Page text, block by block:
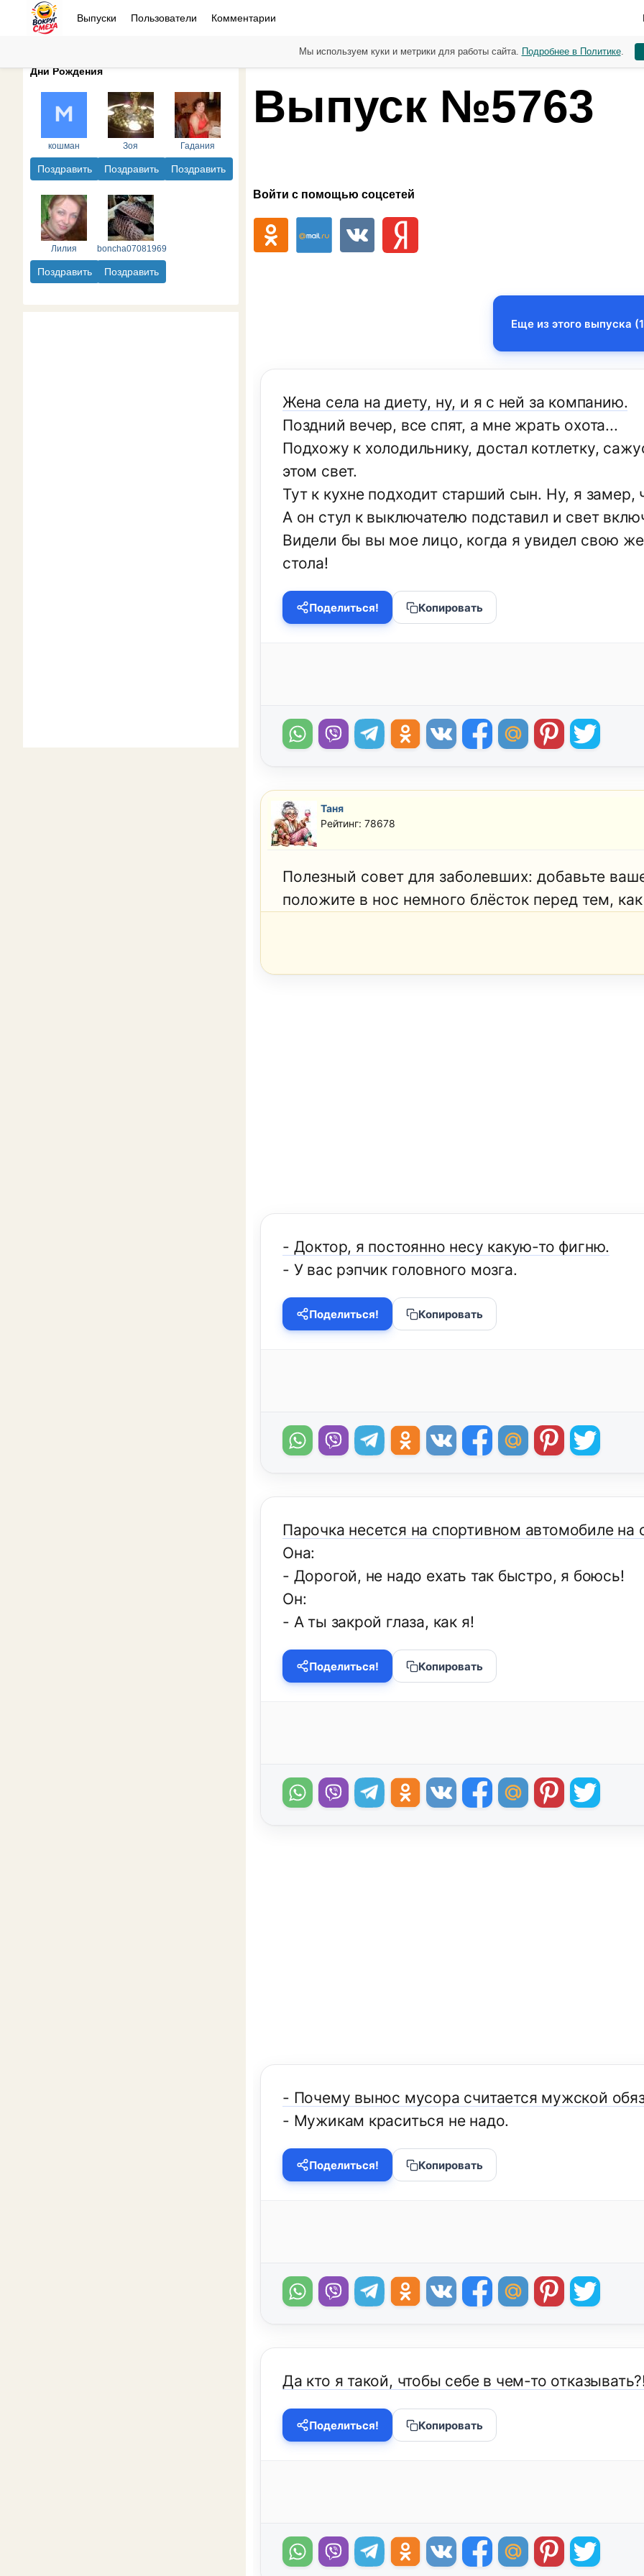
Выпуски Пользователи Комментарии
Дни Рождения
кошман
Поздравить
Зоя
Поздравить
Гадания
Поздравить
Лилия
Поздравить
boncha07081969
Поздравить
Выпуск №5763
Войти с помощью соцсетей
Еще из этого выпуска
Жена села на диету, ну, и я с ней за компанию.
Поздний вечер, все спят, а мне жрать охота...
Подхожу к холодильнику, достал котлетку,
этом свет.
Тут к кухне подходит старший сын. Ну, я замер,
А он стул к выключателю подставил и свет
Видели бы вы мое лицо, когда я увидел свою
стола!
Поделиться! Копировать
Таня
Рейтинг: 78678
Полезный совет для заболевших: добавьте
положите в нос немного блёсток перед тем,
- Доктор, я постоянно несу какую-то фигню.
- У вас рэпчик головного мозга.
Поделиться! Копировать
Парочка несется на спортивном автомобиле на
Она:
- Дорогой, не надо ехать так быстро, я боюсь!
Он:
- А ты закрой глаза, как я!
Поделиться! Копировать
- Почему вынос мусора считается мужской
- Мужикам краситься не надо.
Поделиться! Копировать
Да кто я такой, чтобы себе в чем-то
Поделиться! Копировать
Мы используем куки и метрики для работы сайта. Подробнее в Политике.